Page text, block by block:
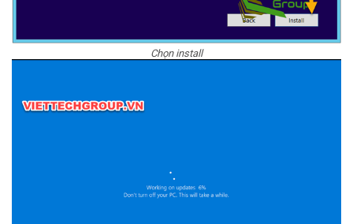
Chọn install